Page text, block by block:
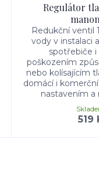
Regulátor
Redukční ventil
vody v instalaci
spotřebiče
poškozením
nebo kolísajícím
domácí i
nastavením
519